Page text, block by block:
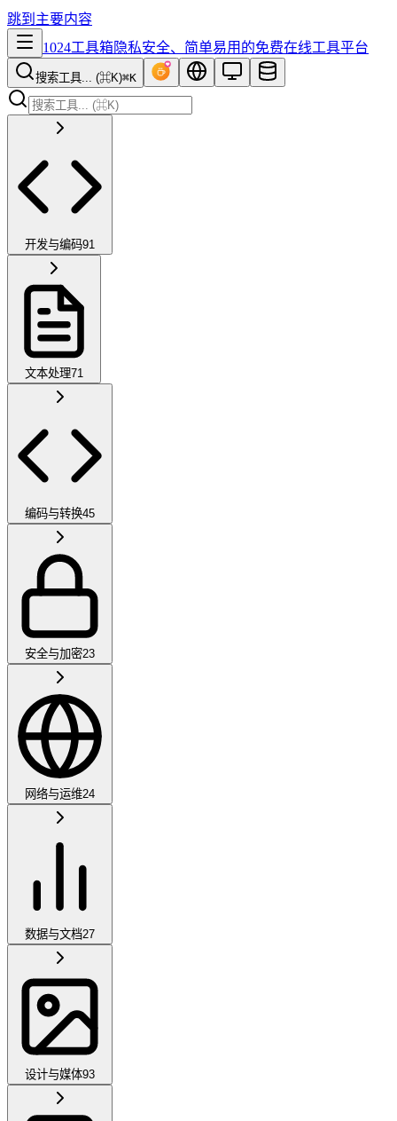
跳到主要内容
1024工具箱隐私安全、简单易用的免费在线工具平台
搜索工具... (⌘K)⌘K
开发与编码91
文本处理71
编码与转换45
安全与加密23
网络与运维24
数据与文档27
设计与媒体93